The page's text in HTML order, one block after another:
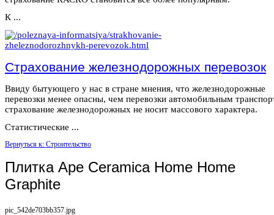
К ...
Страхование железнодорожных перевозок
Ввиду бытующего у нас в стране мнения, что железнодорожные
перевозки менее опасны, чем перевозки автомобильным
страхование железнодорожных не носит массового характера.
Статистические ...
Вернуться к: Строительство
Плитка Ape Ceramica Home Home
Graphite
pic_542de703bb357.jpg